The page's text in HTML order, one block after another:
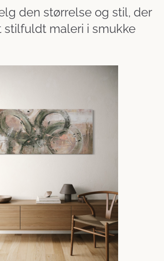
den størrelse og stil, der
maleri i smukke